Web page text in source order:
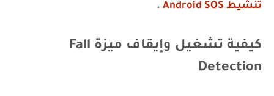
تنشيط Android SOS
.
كيفية تشغيل وإيقاف ميزة Fall
Detection